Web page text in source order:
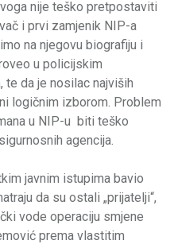
nije teško pretpostaviti
i prvi zamjenik NIP-a
na njegovu biografiju i
u policijskim
te da je nosilac najviših
logičnim izborom. Problem
u NIP-u biti teško
agencija.
javnim istupima bavio
da su ostali „prijatelji“,
vode operaciju smjene
prema vlastitim